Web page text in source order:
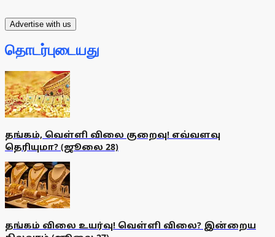
Advertise with us
தொடர்புடையது
தங்கம், வெள்ளி விலை குறைவு! எவ்வளவு
தெரியுமா? (ஜூலை 28)
தங்கம் விலை உயர்வு! வெள்ளி விலை? இன்றைய